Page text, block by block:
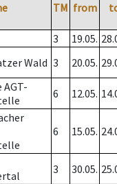
TM from
3 19.05.
Wald 3 20.05.
AGT-
6 12.05.
6 15.05.
3 30.05.